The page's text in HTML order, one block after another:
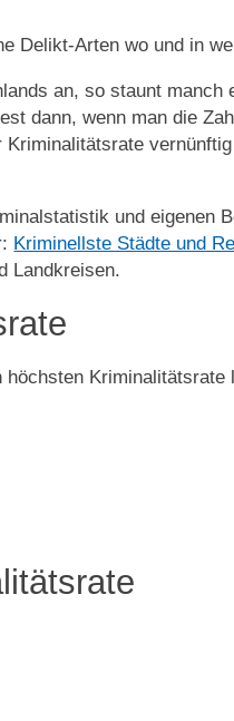
Delikt-Arten wo und in
an, so staunt manch
dann, wenn man die
und eigenen
Kriminellste Städte und
Landkreisen.
Kriminalitätsrate